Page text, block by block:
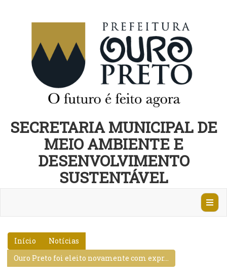
SECRETARIA MUNICIPAL DE
MEIO AMBIENTE E
DESENVOLVIMENTO
SUSTENTÁVEL
Abrir
Início
Notícias
Ouro Preto foi eleito novamente com expr...